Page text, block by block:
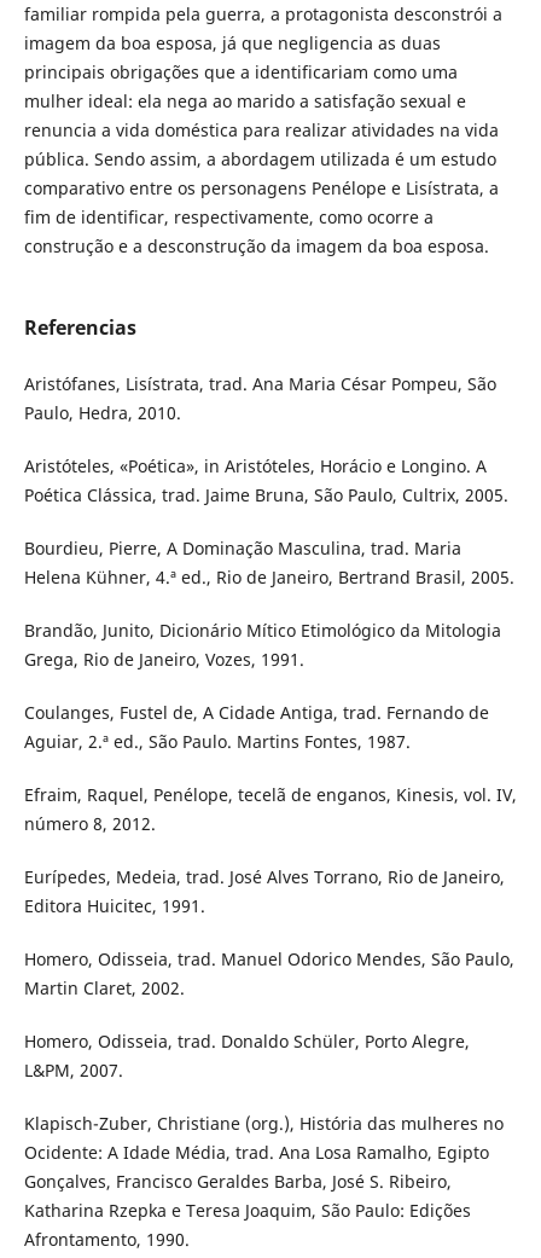
familiar rompida pela guerra, a protagonista desconstrói a
imagem da boa esposa, já que negligencia as duas
principais obrigações que a identificariam como uma
mulher ideal: ela nega ao marido a satisfação sexual e
renuncia a vida doméstica para realizar atividades na vida
pública. Sendo assim, a abordagem utilizada é um estudo
comparativo entre os personagens Penélope e Lisístrata, a
fim de identificar, respectivamente, como ocorre a
construção e a desconstrução da imagem da boa esposa.
Referencias
Aristófanes, Lisístrata, trad. Ana Maria César Pompeu, São
Paulo, Hedra, 2010.
Aristóteles, «Poética», in Aristóteles, Horácio e Longino. A
Poética Clássica, trad. Jaime Bruna, São Paulo, Cultrix, 2005.
Bourdieu, Pierre, A Dominação Masculina, trad. Maria
Helena Kühner, 4.ª ed., Rio de Janeiro, Bertrand Brasil, 2005.
Brandão, Junito, Dicionário Mítico Etimológico da Mitologia
Grega, Rio de Janeiro, Vozes, 1991.
Coulanges, Fustel de, A Cidade Antiga, trad. Fernando de
Aguiar, 2.ª ed., São Paulo. Martins Fontes, 1987.
Efraim, Raquel, Penélope, tecelã de enganos, Kinesis, vol. IV,
número 8, 2012.
Eurípedes, Medeia, trad. José Alves Torrano, Rio de Janeiro,
Editora Huicitec, 1991.
Homero, Odisseia, trad. Manuel Odorico Mendes, São Paulo,
Martin Claret, 2002.
Homero, Odisseia, trad. Donaldo Schüler, Porto Alegre,
L&PM, 2007.
Klapisch-Zuber, Christiane (org.), História das mulheres no
Ocidente: A Idade Média, trad. Ana Losa Ramalho, Egipto
Gonçalves, Francisco Geraldes Barba, José S. Ribeiro,
Katharina Rzepka e Teresa Joaquim, São Paulo: Edições
Afrontamento, 1990.